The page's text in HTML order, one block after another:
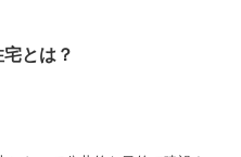
な素材を使用し、大きな窓や広
洋風の建物は機能性を重視し、
。 洋風のインテリ
でモダンなデザインが主流で
ことで、開放感や明るさを演出
リーは、シンプルで洗練された
ています。 洋風のリフ
とは？